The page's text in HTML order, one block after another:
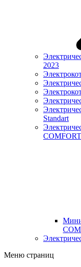
2023
Standart
COMFORT
Меню страниц